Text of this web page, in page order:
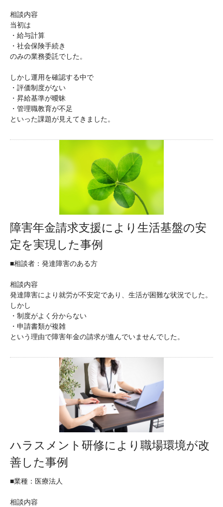
相談内容
当初は
・給与計算
・社会保険手続き
のみの業務委託でした。
しかし運用を確認する中で
・評価制度がない
・昇給基準が曖昧
・管理職教育が不足
といった課題が見えてきました。
障害年金請求支援により生活基盤の安
定を実現した事例
■相談者：発達障害のある方
相談内容
発達障害により就労が不安定であり、生活が困難な状況でした。
しかし
・制度がよく分からない
・申請書類が複雑
という理由で障害年金の請求が進んでいませんでした。
ハラスメント研修により職場環境が改
善した事例
■業種：医療法人
相談内容